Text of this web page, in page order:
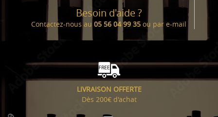
Besoin d'aide ?
Contactez-nous au 05 56 04 99 35 ou par e-mail
LIVRAISON OFFERTE
Dès 200€ d'achat